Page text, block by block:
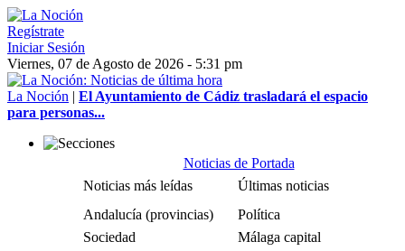
Regístrate
Iniciar Sesión
Viernes, 07 de Agosto de 2026 - 5:31 pm
La Noción | El Ayuntamiento de Cádiz trasladará el espacio
para personas...
Noticias de Portada
Noticias más leídas
Últimas noticias
Andalucía (provincias)
Política
Sociedad
Málaga capital